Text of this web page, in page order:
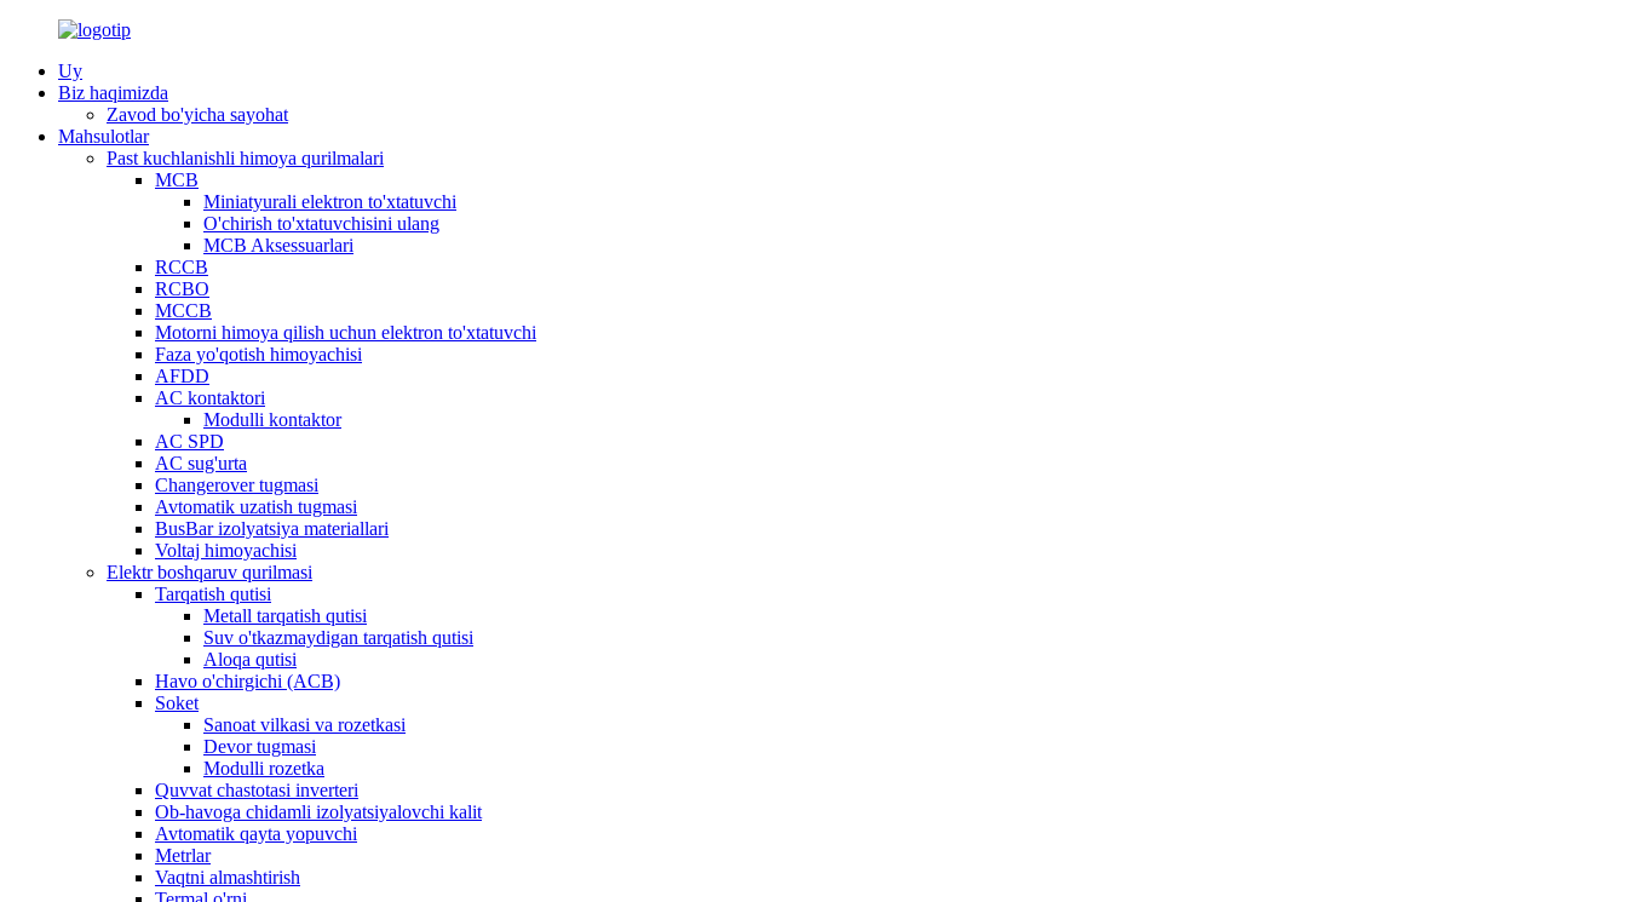
Uy
Biz haqimizda
Zavod bo'yicha sayohat
Mahsulotlar
Past kuchlanishli himoya qurilmalari
MCB
Miniatyurali elektron to'xtatuvchi
O'chirish to'xtatuvchisini ulang
MCB Aksessuarlari
RCCB
RCBO
MCCB
Motorni himoya qilish uchun elektron to'xtatuvchi
Faza yo'qotish himoyachisi
AFDD
AC kontaktori
Modulli kontaktor
AC SPD
AC sug'urta
Changerover tugmasi
Avtomatik uzatish tugmasi
BusBar izolyatsiya materiallari
Voltaj himoyachisi
Elektr boshqaruv qurilmasi
Tarqatish qutisi
Metall tarqatish qutisi
Suv o'tkazmaydigan tarqatish qutisi
Aloqa qutisi
Havo o'chirgichi (ACB)
Soket
Sanoat vilkasi va rozetkasi
Devor tugmasi
Modulli rozetka
Quvvat chastotasi inverteri
Ob-havoga chidamli izolyatsiyalovchi kalit
Avtomatik qayta yopuvchi
Metrlar
Vaqtni almashtirish